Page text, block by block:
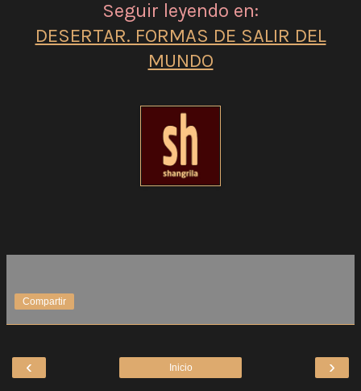
Seguir leyendo en:
DESERTAR. FORMAS DE SALIR DEL
MUNDO
Compartir
‹ ›
Inicio